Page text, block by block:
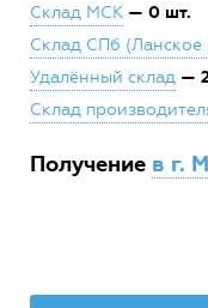
Склад МСК — 0 шт.
Склад СПб (Ланское
Удалённый склад —
Склад
Получение в г.